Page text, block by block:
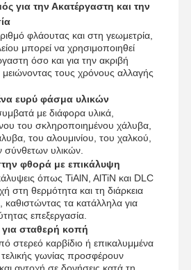
Μας
Νέα Υποθέσεις
καρβίδιο
για την Ακατέργαστη και την
φλάουτας και στη γεωμετρία,
μπορεί να χρησιμοποιηθεί
όσο και για την ακριβή
μειώνοντας τους χρόνους αλλαγής
ευρύ φάσμα υλικών
με διάφορα υλικά,
του σκληροποιημένου χάλυβα,
του αλουμινίου, του χαλκού,
σύνθετων υλικών.
φθορά με επικάλυψη
όπως TiAlN, AlTiN και DLC
στη θερμότητα και τη διάρκεια
καθιστώντας τα κατάλληλα για
επεξεργασία.
σταθερή κοπή
στερεό καρβίδιο ή επικαλυμμένα
γωνίας προσφέρουν